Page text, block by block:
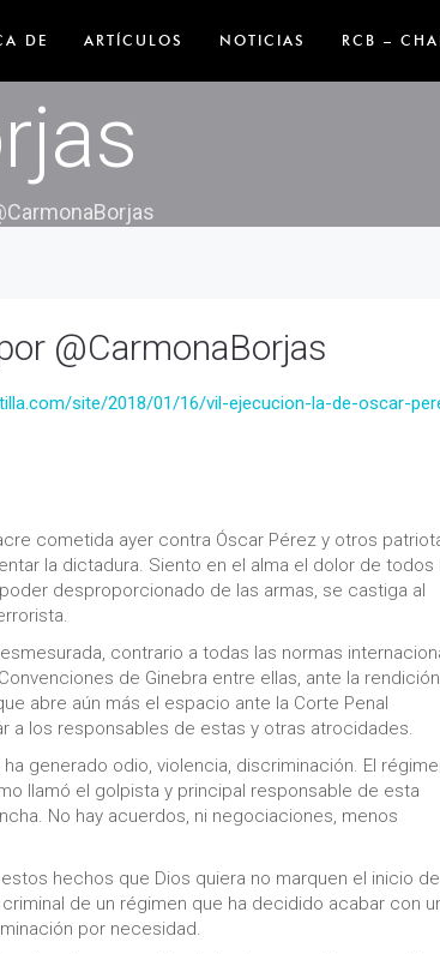
DE ARTÍCULOS NOTICIAS RCB –
de Óscar
@CarmonaBorjas
site/2018/01/16/vil-ejecucion-la-de-oscar-
cometida ayer contra Óscar Pérez y otros
la dictadura. Siento en el alma el dolor de todos
desproporcionado de las armas, se castiga al
contrario a todas las normas
de Ginebra entre ellas, ante la
abre aún más el espacio ante la Corte Penal
a los responsables de estas y otras atrocidades.
generado odio, violencia, discriminación. El
llamó el golpista y principal responsable de esta
No hay acuerdos, ni negociaciones, menos
hechos que Dios quiera no marquen el inicio
de un régimen que ha decidido acabar con
por necesidad.